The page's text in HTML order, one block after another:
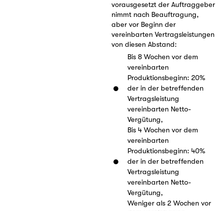
vorausgesetzt der Auftraggeber
nimmt nach Beauftragung,
aber vor Beginn der
vereinbarten Vertragsleistungen
von diesen Abstand:
Bis 8 Wochen vor dem
vereinbarten
Produktionsbeginn: 20%
der in der betreffenden
Vertragsleistung
vereinbarten Netto-
Vergütung,
Bis 4 Wochen vor dem
vereinbarten
Produktionsbeginn: 40%
der in der betreffenden
Vertragsleistung
vereinbarten Netto-
Vergütung,
Weniger als 2 Wochen vor